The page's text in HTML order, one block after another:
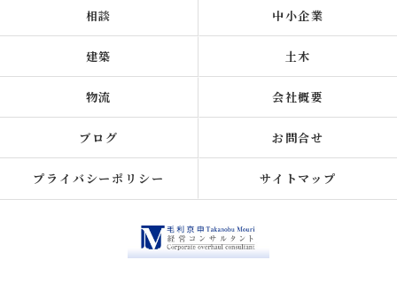
相談 中小企業
建築 土木
物流 会社概要
ブログ お問合せ
プライバシーポリシー サイトマップ